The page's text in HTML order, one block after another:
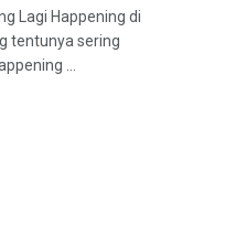
Lagi Happening di
tentunya sering
...